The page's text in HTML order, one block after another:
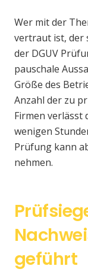
Wer mit der
vertraut ist, der
der DGUV
pauschale
Größe des
Anzahl der zu
Firmen verlässt
wenigen
Prüfung kann
nehmen.
geführt